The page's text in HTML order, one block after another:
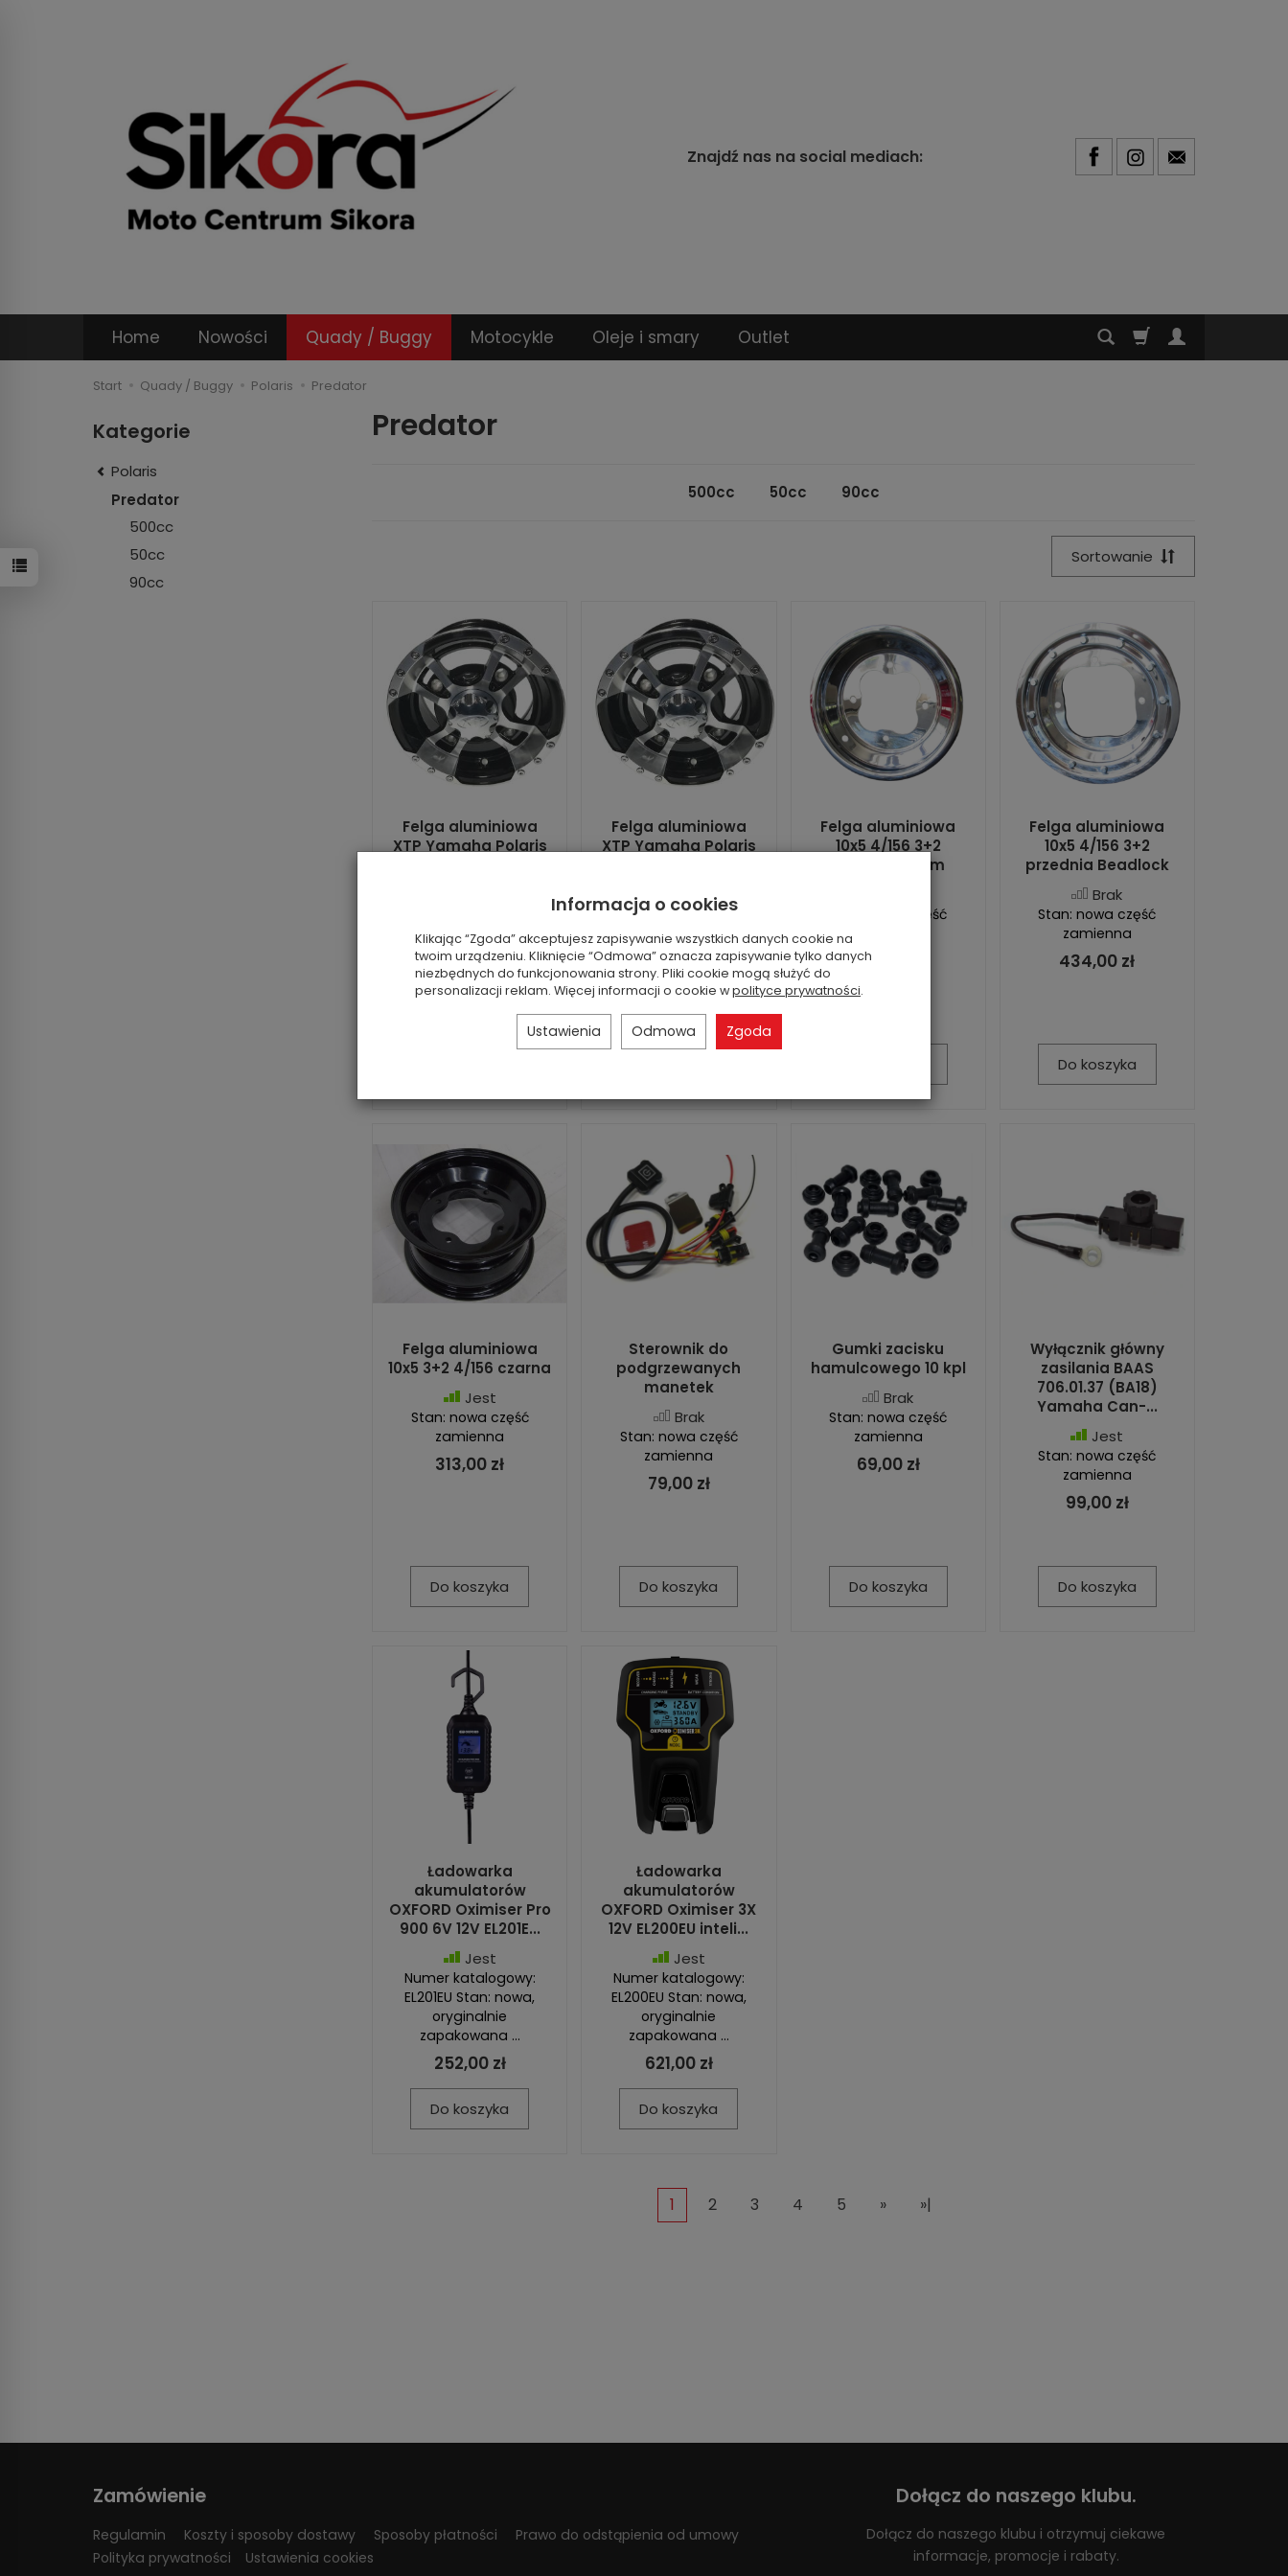
Znajdź nas na social mediach:
Home Nowości Quady / Buggy Motocykle Oleje i smary Outlet
Start Quady / Buggy Polaris Predator
Predator
500cc 50cc 90cc
Sortowanie
Felga aluminiowa
XTP Yamaha Polaris
259,00 zł
Felga aluminiowa
XTP Yamaha Polaris
Stan: nowa część
zamienna
235,00 zł
Felga aluminiowa
10x5 4/156 3+2
przednia 4mm
Stan: nowa część
351,00 zł
Felga aluminiowa
10x5 4/156 3+2
przednia Beadlock
Brak
Stan: nowa część
zamienna
434,00 zł
Do koszyka
Felga aluminiowa
10x5 3+2 4/156 czarna
Jest
Stan: nowa część
zamienna
313,00 zł
Do koszyka
Sterownik do
podgrzewanych
manetek
Brak
Stan: nowa część
zamienna
79,00 zł
Do koszyka
Gumki zacisku
hamulcowego 10 kpl
Brak
Stan: nowa część
zamienna
69,00 zł
Do koszyka
Wyłącznik główny
zasilania BAAS
706.01.37 (BA18)
Yamaha Can-...
Jest
Stan: nowa część
zamienna
99,00 zł
Do koszyka
Ładowarka
akumulatorów
OXFORD Oximiser Pro
900 6V 12V EL201E...
Jest
Numer katalogowy:
EL201EU Stan: nowa,
oryginalnie
zapakowana ...
252,00 zł
Do koszyka
Ładowarka
akumulatorów
OXFORD Oximiser 3X
12V EL200EU inteli...
Jest
Numer katalogowy:
EL200EU Stan: nowa,
oryginalnie
zapakowana ...
621,00 zł
Do koszyka
1 2 3 4 5 » »|
Kategorie
Polaris
Predator
500cc
50cc
90cc
Zamówienie
Regulamin Koszty i sposoby dostawy Sposoby płatności
Prawo do odstąpienia od umowy
Polityka prywatności
Ustawienia cookies
Dołącz do naszego klubu.
Dołącz do naszego klubu i otrzymuj ciekawe
informacje, promocje i rabaty.
Informacja o cookies
Klikając “Zgoda” akceptujesz zapisywanie wszystkich danych cookie na
twoim urządzeniu. Kliknięcie “Odmowa” oznacza zapisywanie tylko danych
niezbędnych do funkcjonowania strony. Pliki cookie mogą służyć do
personalizacji reklam. Więcej informacji o cookie wpolityce prywatności.
Ustawienia Odmowa Zgoda